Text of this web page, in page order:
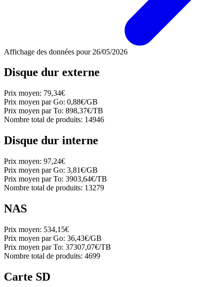
Affichage des données pour 26/05/2026
Disque dur externe
Prix moyen: 79,34€
Prix moyen par Go: 0,88€/GB
Prix moyen par To: 898,37€/TB
Nombre total de produits: 14946
Disque dur interne
Prix moyen: 97,24€
Prix moyen par Go: 3,81€/GB
Prix moyen par To: 3903,64€/TB
Nombre total de produits: 13279
NAS
Prix moyen: 534,15€
Prix moyen par Go: 36,43€/GB
Prix moyen par To: 37307,07€/TB
Nombre total de produits: 4699
Carte SD